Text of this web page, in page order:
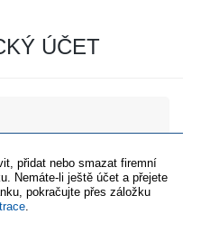
ÚČET
přidat nebo smazat firemní
Nemáte-li ještě účet a přejete
pokračujte přes záložku
.